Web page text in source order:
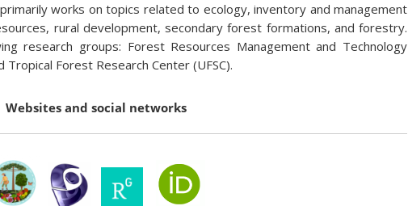
works on topics related to ecology, inventory and management
rural development, secondary forest formations, and forestry.
research groups: Forest Resources Management and Technology
Tropical Forest Research Center (UFSC).
Websites and social networks